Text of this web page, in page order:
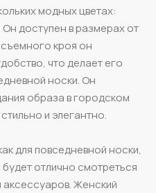
модных цветах:
доступен в размерах от
кроя он
что делает его
носки. Он
образа в городском
и элегантно.
для повседневной носки,
отлично смотреться
аксессуаров. Женский